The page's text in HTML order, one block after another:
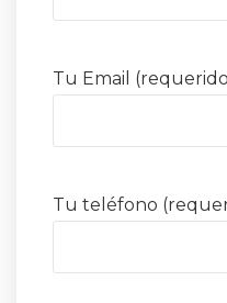
Tu Email
Tu teléfono